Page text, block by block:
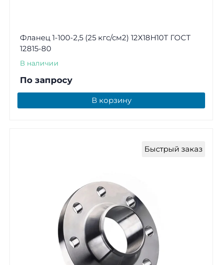
Фланец 1-100-2,5 (25 кгс/см2) 12Х18Н10Т ГОСТ
12815-80
В наличии
По запросу
В корзину
Быстрый заказ